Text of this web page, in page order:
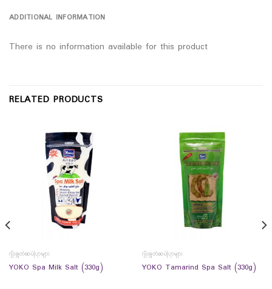
ADDITIONAL INFORMATION
There is no information available for this product
RELATED PRODUCTS
ဂျီးချွတ်ဆပ်ပြာများ
YOKO Spa Milk Salt (330g)
ဂျီးချွတ်ဆပ်ပြာများ
YOKO Tamarind Spa Salt (330g)